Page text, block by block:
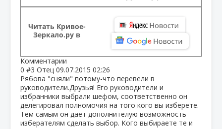
Читать Кривое-
Зеркало.ру в
Комментарии
0 #3 Отец 09.07.2015 02:26
Рябова "сняли" потому-что перевели в
руководители.Друзья! Его руководители и
избранники выбрали шефом, соответственно он
делегировал полномочия на того кого вы изберете.
Тем самым он даёт дополнителую возможность
изберателям сделать выбор. Кого выбираете те и